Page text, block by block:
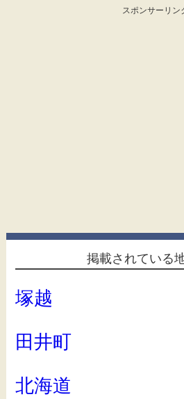
スポンサーリン
掲載されている
塚越
田井町
北海道